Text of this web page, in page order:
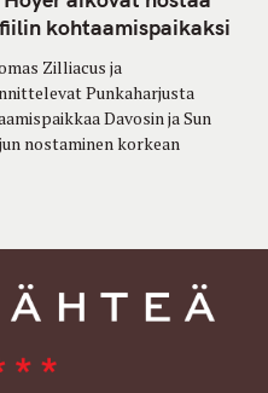
kohtaamispaikaksi
Zilliacus ja
Punkaharjusta
Davosin ja Sun
nostaminen korkean